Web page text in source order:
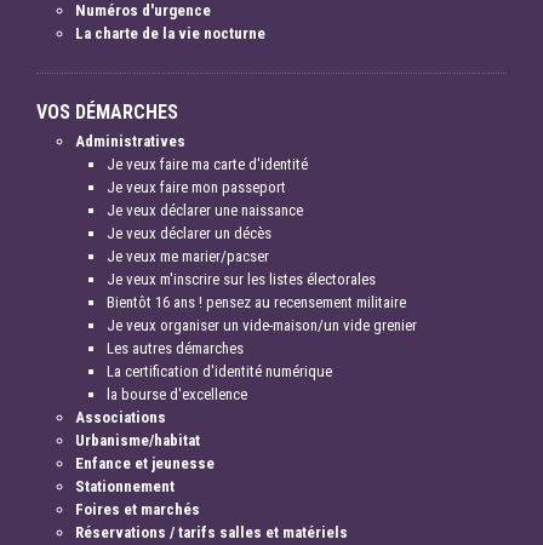
Numéros d'urgence
La charte de la vie nocturne
VOS DÉMARCHES
Administratives
Je veux faire ma carte d'identité
Je veux faire mon passeport
Je veux déclarer une naissance
Je veux déclarer un décès
Je veux me marier/pacser
Je veux m'inscrire sur les listes électorales
Bientôt 16 ans ! pensez au recensement militaire
Je veux organiser un vide-maison/un vide grenier
Les autres démarches
La certification d'identité numérique
la bourse d'excellence
Associations
Urbanisme/habitat
Enfance et jeunesse
Stationnement
Foires et marchés
Réservations / tarifs salles et matériels